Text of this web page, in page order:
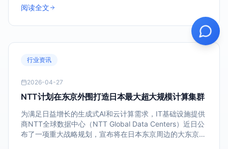
此次事件却提醒我们要更加深度思考新技术与产业发展之间
阅读全文
行业资讯
2026-04-27
NTT计划在东京外围打造日本最大超大规模计算集群
为满足日益增长的生成式AI和云计算需求，IT基础设施提供
商NTT全球数据中心（NTT Global Data Centers）近日公
布了一项重大战略规划，宣布将在日本东京周边的大东京地